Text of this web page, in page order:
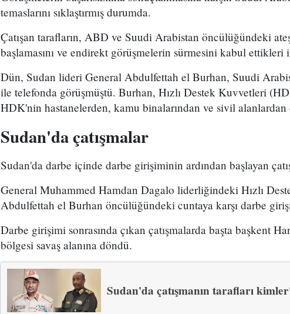
temaslarını sıklaştırmış durumda.
Çatışan tarafların, ABD ve Suudi Arabistan öncülüğündeki
başlamasını ve endirekt görüşmelerin sürmesini kabul ettikleri
Dün, Sudan lideri General Abdulfettah el Burhan, Suudi
ile telefonda görüşmüştü. Burhan, Hızlı Destek Kuvvetleri
HDK'nin hastanelerden, kamu binalarından ve sivil alanlardan
Sudan'da çatışmalar
Sudan'da darbe içinde darbe girişiminin ardından başlayan
General Muhammed Hamdan Dagalo liderliğindeki Hızlı
Abdulfettah el Burhan öncülüğündeki cuntaya karşı darbe
Darbe girişimi sonrasında çıkan çatışmalarda başta başkent
bölgesi savaş alanına döndü.
Sudan'da çatışmanın tarafları